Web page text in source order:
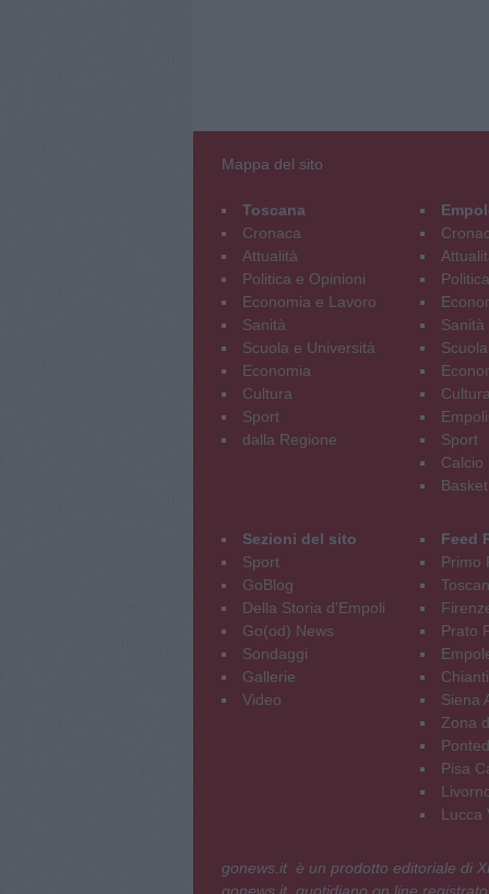
Mappa del sito
Toscana
Cronaca
Attualità
Politica e Opinioni
Economia e Lavoro
Sanità
Scuola e Università
Economia
Cultura
Sport
dalla Regione
Sanità
Cultura
Sport
Calcio
Basket
Sezioni del sito
Sport
GoBlog
Della Storia d'Empoli
Go(od) News
Sondaggi
Gallerie
Video
Feed
Primo
Prato
Siena
Zona
Pisa
Lucca
gonews.it è un prodotto editoriale di